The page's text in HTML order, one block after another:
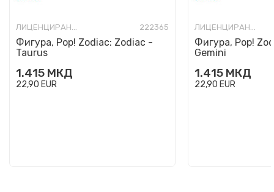
ЛИЦЕНЦИРАНИ ФИГУРИ И СЕТОВИ 222365
Фигура, Pop! Zodiac: Zodiac -
Taurus
1.415 МКД
22,90 EUR
ЛИЦЕНЦИРАНИ ФИГУРИ И СЕТОВИ
Фигура, Pop!
Gemini
1.415 МКД
22,90 EUR